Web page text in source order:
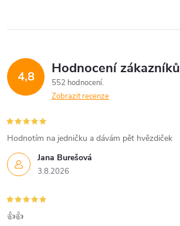
ý
p
i
s
u
4,8 Hodnocení zákazníků
552 hodnocení
Zobrazit recenze
Jana Burešová
3.8.2026
Hodnotím na jedničku a dávám pět hvězdiček
👍👍